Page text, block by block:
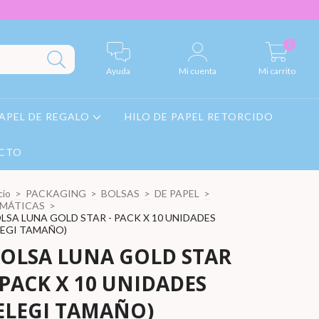
Ayuda Mi cuenta Mi carrito
0
DE REGALO HILO DE PAPEL RETORCIDO
> PACKAGING > BOLSAS > DE PAPEL
>
>
LUNA GOLD STAR - PACK X 10 UNIDADES
TAMAÑO)
LUNA GOLD STAR
X 10 UNIDADES
TAMAÑO)